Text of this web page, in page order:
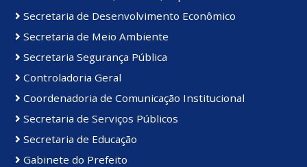
Secretaria de Desenvolvimento Econômico
Secretaria de Meio Ambiente
Secretaria Segurança Pública
Controladoria Geral
Coordenadoria de Comunicação Institucional
Secretaria de Serviços Públicos
Secretaria de Educação
Gabinete do Prefeito